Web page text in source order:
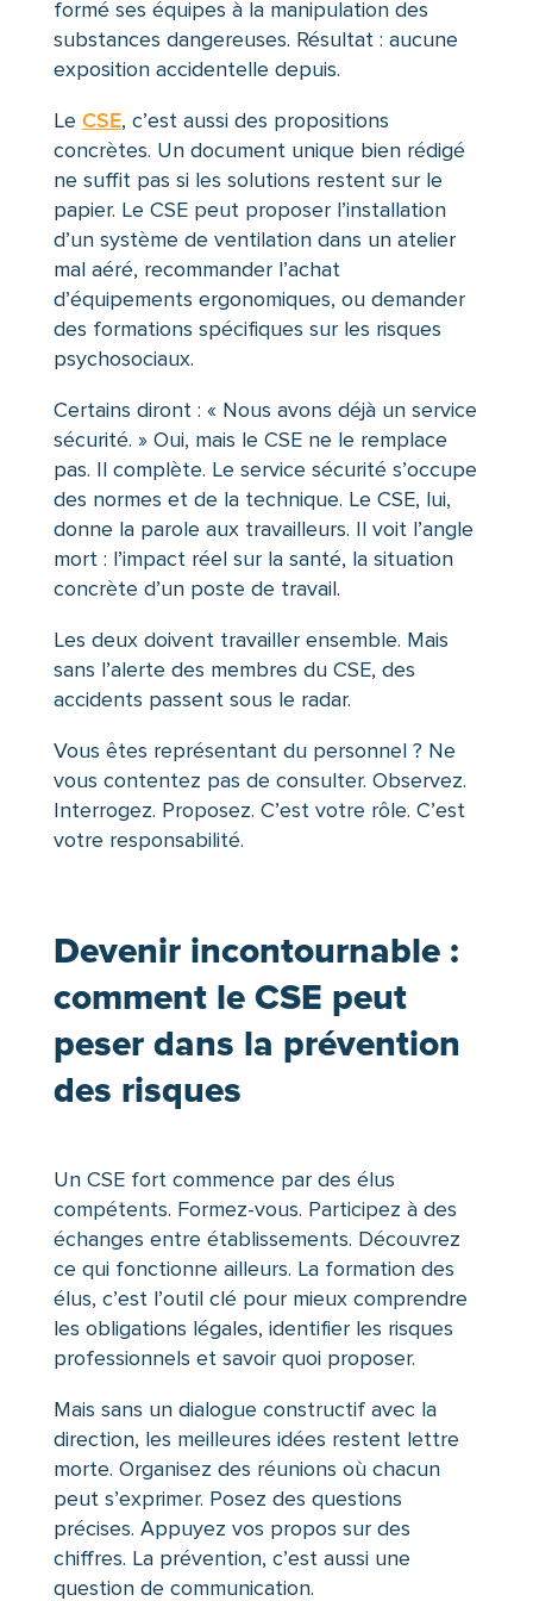
formé ses équipes à la manipulation des
substances dangereuses. Résultat : aucune
exposition accidentelle depuis.
Le CSE, c’est aussi des propositions
concrètes. Un document unique bien rédigé
ne suffit pas si les solutions restent sur le
papier. Le CSE peut proposer l’installation
d’un système de ventilation dans un atelier
mal aéré, recommander l’achat
d’équipements ergonomiques, ou demander
des formations spécifiques sur les risques
psychosociaux.
Certains diront : « Nous avons déjà un service
sécurité. » Oui, mais le CSE ne le remplace
pas. Il complète. Le service sécurité s’occupe
des normes et de la technique. Le CSE, lui,
donne la parole aux travailleurs. Il voit l’angle
mort : l’impact réel sur la santé, la situation
concrète d’un poste de travail.
Les deux doivent travailler ensemble. Mais
sans l’alerte des membres du CSE, des
accidents passent sous le radar.
Vous êtes représentant du personnel ? Ne
vous contentez pas de consulter. Observez.
Interrogez. Proposez. C’est votre rôle. C’est
votre responsabilité.
Devenir incontournable :
comment le CSE peut
peser dans la prévention
des risques
Un CSE fort commence par des élus
compétents. Formez-vous. Participez à des
échanges entre établissements. Découvrez
ce qui fonctionne ailleurs. La formation des
élus, c’est l’outil clé pour mieux comprendre
les obligations légales, identifier les risques
professionnels et savoir quoi proposer.
Mais sans un dialogue constructif avec la
direction, les meilleures idées restent lettre
morte. Organisez des réunions où chacun
peut s’exprimer. Posez des questions
précises. Appuyez vos propos sur des
chiffres. La prévention, c’est aussi une
question de communication.